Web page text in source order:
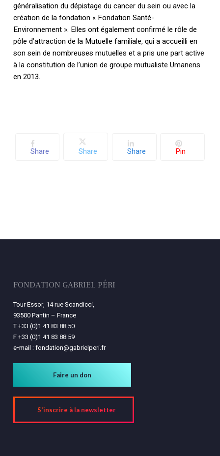
généralisation du dépistage du cancer du sein ou avec la
création de la fondation « Fondation Santé-
Environnement ». Elles ont également confirmé le rôle de
pôle d’attraction de la Mutuelle familiale, qui a accueilli en
son sein de nombreuses mutuelles et a pris une part active
à la constitution de l’union de groupe mutualiste Umanens
en 2013.
Share Share Share Pin
FONDATION GABRIEL PÉRI
Tour Essor, 14 rue Scandicci,
93500 Pantin – France
T+33 (0)1 41 83 88 50
F+33 (0)1 41 83 88 59
e-mail : fondation@gabrielperi.fr
Faire un don
S'inscrire à la newsletter